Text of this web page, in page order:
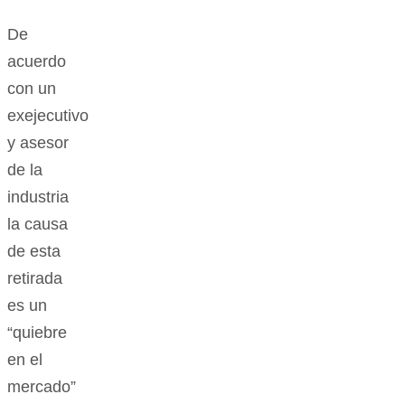
De
acuerdo
con un
exejecutivo
y asesor
de la
industria
la causa
de esta
retirada
es un
“quiebre
en el
mercado”